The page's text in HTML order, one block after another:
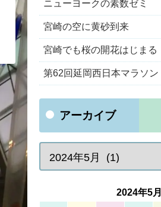
ニューヨークの素数ゼミ
宮崎の空に黄砂到来
宮崎でも桜の開花はじまる
第62回延岡西日本マラソ
アーカイブ
2024年5月